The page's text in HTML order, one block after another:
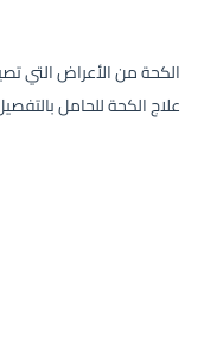
الكحة من الأعراض التي
علاج الكحة للحامل